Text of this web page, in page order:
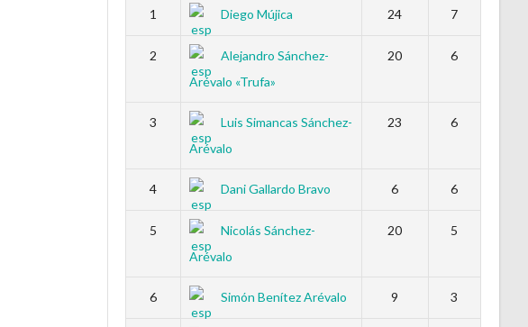
1 Diego Mújica 24 7
2
Alejandro Sánchez-
Arévalo «Trufa»
20 6
3
Luis Simancas Sánchez-
Arévalo
23 6
4 Dani Gallardo Bravo 6 6
5
Nicolás Sánchez-
Arévalo
20 5
6 Simón Benítez Arévalo 9 3